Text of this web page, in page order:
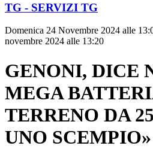
TG - SERVIZI TG
Domenica 24 Novembre 2024 alle
novembre 2024 alle 13:20
GENONI, DICE
MEGA
TERRENO DA
UNO SCEMPIO»